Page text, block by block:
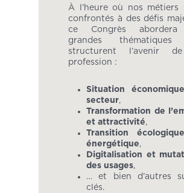
À l’heure où nos métiers
confrontés à des défis
ce Congrès
grandes thématiques
structurent l’avenir
profession :
Situation
secteur,
Transformation de
et attractivité,
Transition
énergétique,
Digitalisation et
des usages,
… et bien d’autres
clés.